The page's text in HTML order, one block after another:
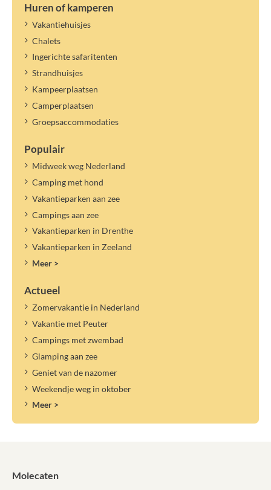
Huren of kamperen
Vakantiehuisjes
Chalets
Ingerichte safaritenten
Strandhuisjes
Kampeerplaatsen
Camperplaatsen
Groepsaccommodaties
Populair
Midweek weg Nederland
Camping met hond
Vakantieparken aan zee
Campings aan zee
Vakantieparken in Drenthe
Vakantieparken in Zeeland
Meer >
Actueel
Zomervakantie in Nederland
Vakantie met Peuter
Campings met zwembad
Glamping aan zee
Geniet van de nazomer
Weekendje weg in oktober
Meer >
Molecaten